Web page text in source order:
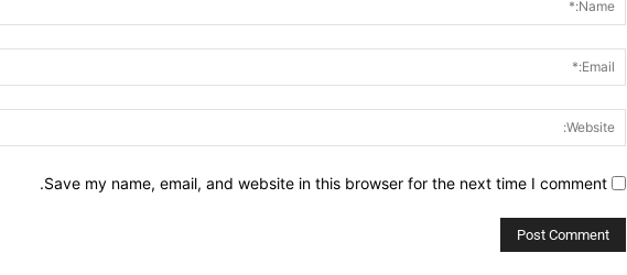
Save my name, email, and website in this browser for the next time I comment.